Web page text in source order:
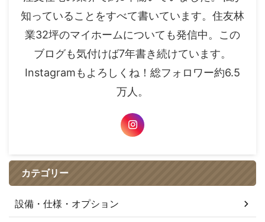
知っていることをすべて書いています。住友林
業32坪のマイホームについても発信中。この
ブログも気付けば7年書き続けています。
Instagramもよろしくね！総フォロワー約6.5
万人。
カテゴリー
設備・仕様・オプション